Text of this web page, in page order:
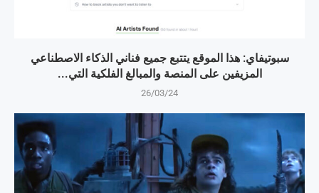
سبوتيفاي: هذا الموقع يتتبع جميع فناني الذكاء الاصطناعي
المزيفين على المنصة والمبالغ الفلكية التي...
26/03/24